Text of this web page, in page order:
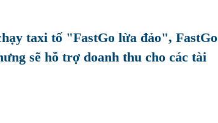
taxi tố "FastGo lừa đảo", FastGo
sẽ hỗ trợ doanh thu cho các tài